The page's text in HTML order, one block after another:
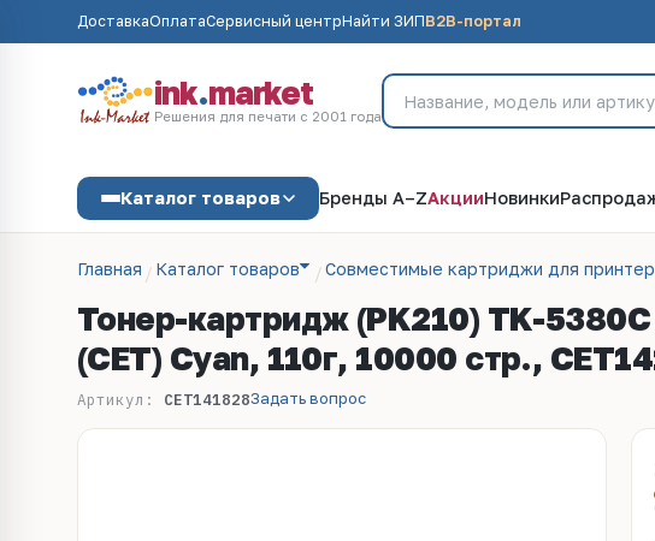
ДоставкаОплатаСервисный центрНайти ЗИПB2B-портал
ink.market
Решения для печати с 2001 года
Каталог товаров Бренды A–ZАкцииНовинки
Главная Каталог товаров Совместимые картриджи для
Тонер-картридж (PK210) TK-
(CET) Cyan, 110г, 10000 стр.,
Артикул: CET141828Задать вопрос